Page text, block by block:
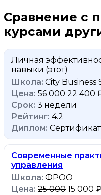
Сравнение с
курсами
Личная
навыки (этот)
City Business
56 000 22 400
3 недели
4.2
Сертификат
Cовременные
управления
ФРОО
25 000 15 000 ₽